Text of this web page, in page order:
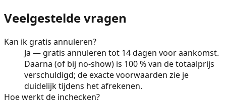
Veelgestelde vragen
Kan ik gratis annuleren?
Ja — gratis annuleren tot 14 dagen voor aankomst.
Daarna (of bij no-show) is 100 % van de totaalprijs
verschuldigd; de exacte voorwaarden zie je
duidelijk tijdens het afrekenen.
Hoe werkt de inchecken?